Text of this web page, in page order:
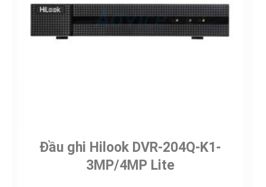
Đầu ghi Hilook DVR-204Q-K1-
3MP/4MP Lite